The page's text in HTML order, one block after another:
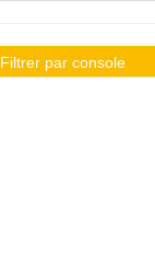
Filtrer par console